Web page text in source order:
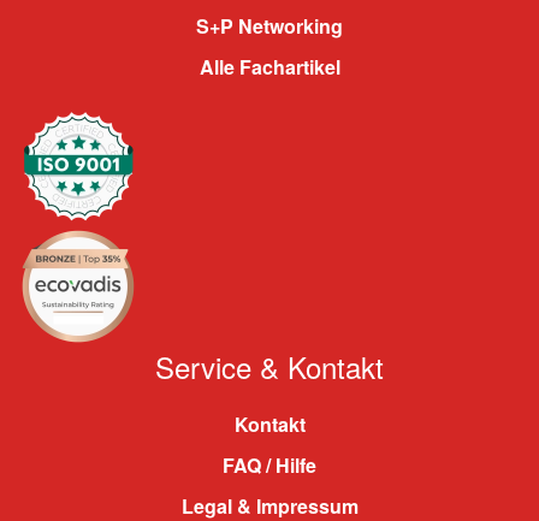
S+P Networking
Alle Fachartikel
Service & Kontakt
Kontakt
FAQ / Hilfe
Legal & Impressum